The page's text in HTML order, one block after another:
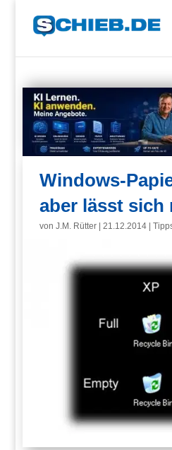
Windows-
aber lässt sich
vonJ.M. Rütter |21.12.2014 |